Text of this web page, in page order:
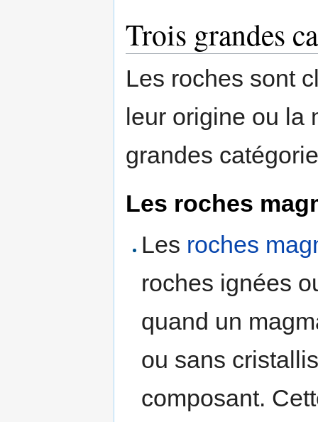
Trois grandes
Les roches sont
leur origine ou la
grandes
Les roches
Les roches
roches ignées
quand un
ou sans
composant.